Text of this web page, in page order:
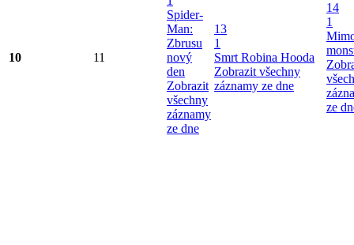
10 11
Spider-
Man:
Zbrusu
nový
den
Zobrazit
všechny
záznamy
ze dne
13
1
Smrt Robina Hooda
Zobrazit všechny
záznamy ze dne
14
1
ze